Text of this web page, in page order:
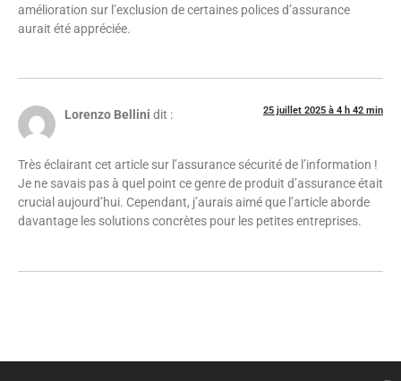
amélioration sur l’exclusion de certaines polices d’assurance
aurait été appréciée.
Lorenzo Bellini dit : 25 juillet 2025 à 4 h 42 min
Très éclairant cet article sur l’assurance sécurité de l’information !
Je ne savais pas à quel point ce genre de produit d’assurance était
crucial aujourd’hui. Cependant, j’aurais aimé que l’article aborde
davantage les solutions concrètes pour les petites entreprises.